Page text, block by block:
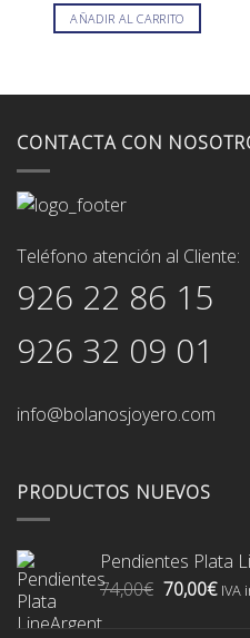
era:
3.450,00€.
es:
AÑADIR AL CARRITO
CONTACTA CON
Teléfono atención al Cliente:
926 22 86 15
926 32 09 01
info@bolanosjoyero.com
PRODUCTOS NUEVOS
Pendientes Plata
74,00€ El
70,00€ElIVA